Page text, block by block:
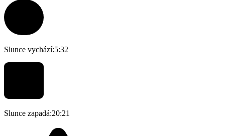
Slunce vychází:5:32
Slunce zapadá:20:21